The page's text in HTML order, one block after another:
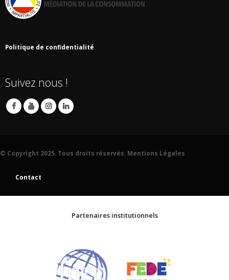
Politique de confidentialité
Suivez nous !
© Copyright 2025. Tous droits réservés. Mentions Légales
Contact
Partenaires institutionnels